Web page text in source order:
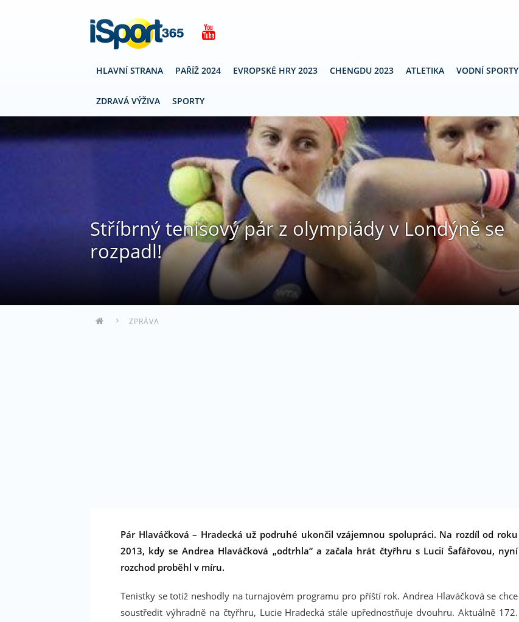
HLAVNÍ STRANA PAŘÍŽ 2024 EVROPSKÉ HRY 2023 CHENGDU 2023 ATLETIKA VODNÍ SPORTY
ZDRAVÁ VÝŽIVA SPORTY
Stříbrný tenisový pár z olympiády v Londýně se
rozpadl!
ZPRÁVA
Pár Hlaváčková – Hradecká už podruhé ukončil vzájemnou spolupráci. Na rozdíl od roku
2013, kdy se Andrea Hlaváčková „odtrhla“ a začala hrát čtyřhru s Lucií Šafářovou, nyní
rozchod proběhl v míru.
Tenistky se totiž neshodly na turnajovém programu pro příští rok. Andrea Hlaváčková se chce
soustředit výhradně na čtyřhru, Lucie Hradecká stále upřednostňuje dvouhru. Aktuálně 172.